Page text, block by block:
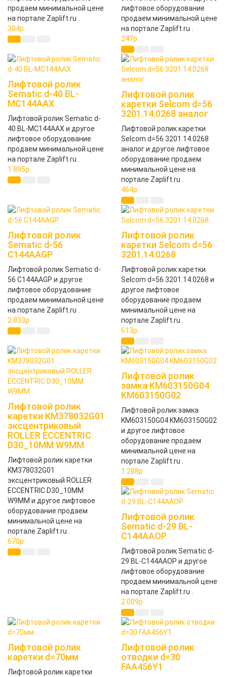
продаем минимальной цене
на портале Zaplift.ru .
304p
лифтовое оборудование
продаем минимальной цене
на портале Zaplift.ru .
247p
Лифтовой ролик
Sematic d-40 BL-
MC144AAX
Лифтовой ролик Sematic d-
40 BL-MC144AAX и другое
лифтовое оборудование
продаем минимальной цене
на портале Zaplift.ru .
1 895p
Лифтовой ролик
каретки Selcom d=56
3201.14.0268 аналог
Лифтовой ролик каретки
Selcom d=56 3201.14.0268
аналог и другое лифтовое
оборудование продаем
минимальной цене на
портале Zaplift.ru .
464p
Лифтовой ролик
Sematic d-56
C144AAGP
Лифтовой ролик Sematic d-
56 C144AAGP и другое
лифтовое оборудование
продаем минимальной цене
на портале Zaplift.ru .
2 833p
Лифтовой ролик
каретки Selcom d=56
3201.14.0268
Лифтовой ролик каретки
Selcom d=56 3201.14.0268 и
другое лифтовое
оборудование продаем
минимальной цене на
портале Zaplift.ru .
613p
Лифтовой ролик
каретки KM378032G01
эксцентриковый
ROLLER ECCENTRIC
D30_10MM W9MM
Лифтовой ролик каретки
KM378032G01
эксцентриковый ROLLER
ECCENTRIC D30_10MM
W9MM и другое лифтовое
оборудование продаем
минимальной цене на
портале Zaplift.ru .
670p
Лифтовой ролик
замка KM603150G04
KM603150G02
Лифтовой ролик замка
KM603150G04 KM603150G02
и другое лифтовое
оборудование продаем
минимальной цене на
портале Zaplift.ru .
1 288p
Лифтовой ролик
Sematic d-29 BL-
C144AAOP
Лифтовой ролик Sematic d-
29 BL-C144AAOP и другое
лифтовое оборудование
продаем минимальной цене
на портале Zaplift.ru .
2 009p
Лифтовой ролик
каретки d=70мм
Лифтовой ролик каретки
Лифтовой ролик
отводки d=30
FAA456Y1